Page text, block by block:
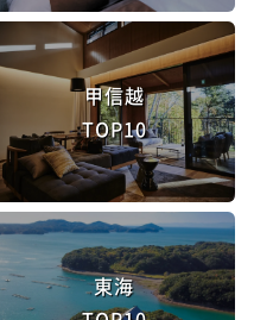
甲信越
TOP10
東海